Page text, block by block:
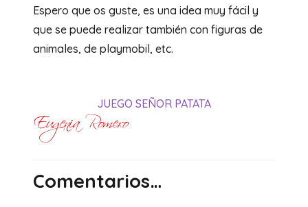
Espero que os guste, es una idea muy fácil y
que se puede realizar también con figuras de
animales, de playmobil, etc.
JUEGO SEÑOR PATATA
Comentarios…